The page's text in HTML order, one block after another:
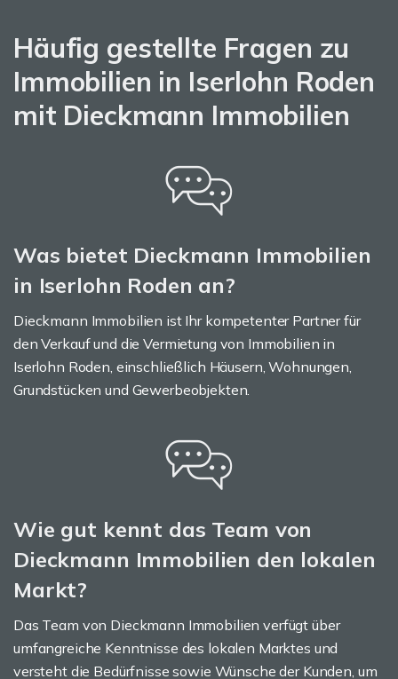
Häufig gestellte Fragen zu
Immobilien in Iserlohn Roden
mit Dieckmann Immobilien
Was bietet Dieckmann Immobilien
in Iserlohn Roden an?
Dieckmann Immobilien ist Ihr kompetenter Partner für
den Verkauf und die Vermietung von Immobilien in
Iserlohn Roden, einschließlich Häusern, Wohnungen,
Grundstücken und Gewerbeobjekten.
Wie gut kennt das Team von
Dieckmann Immobilien den lokalen
Markt?
Das Team von Dieckmann Immobilien verfügt über
umfangreiche Kenntnisse des lokalen Marktes und
versteht die Bedürfnisse sowie Wünsche der Kunden, um